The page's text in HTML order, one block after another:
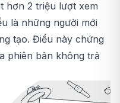
hơn 2 triệu lượt xem
là những người mới
tạo. Điều này chứng
phiên bản không trả